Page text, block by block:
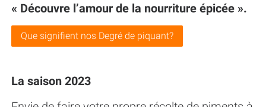
« Découvre l’amour de la nourriture épicée ».
Que signifient nos Degré de piquant?
La saison 2023